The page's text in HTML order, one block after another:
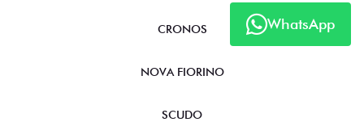
WhatsApp
CRONOS
NOVA FIORINO
SCUDO